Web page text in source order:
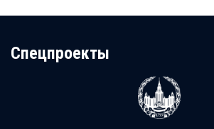
Cпецпроекты